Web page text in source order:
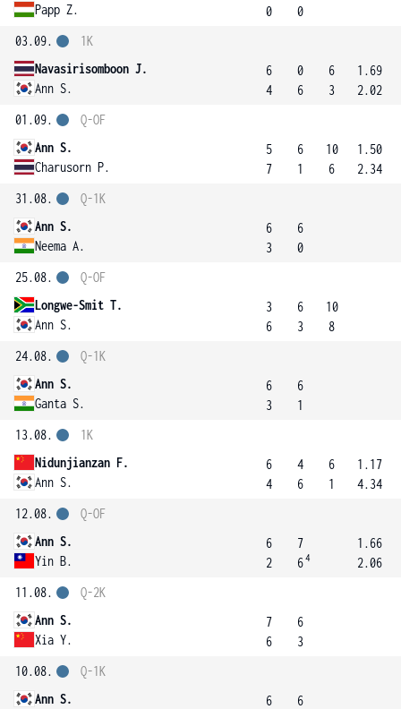
Papp Z.
0
0
03.09.
Navasirisomboon J.
Ann S.
1K
6
4
0
6
6
3
1.69
2.02
01.09.
Ann S.
Charusorn P.
Q-OF
5
7
6
1
10
6
1.50
2.34
31.08.
Ann S.
Neema A.
Q-1K
6
3
6
0
25.08.
Longwe-Smit T.
Ann S.
Q-OF
3
6
6
3
10
8
24.08.
Ann S.
Ganta S.
Q-1K
6
3
6
1
13.08.
Nidunjianzan F.
Ann S.
1K
6
4
4
6
6
1
1.17
4.34
12.08.
Ann S.
Yin B.
Q-OF
6
2
7
64
1.66
2.06
11.08.
Ann S.
Xia Y.
Q-2K
7
6
6
3
10.08.
Ann S.
Q-1K
6
6